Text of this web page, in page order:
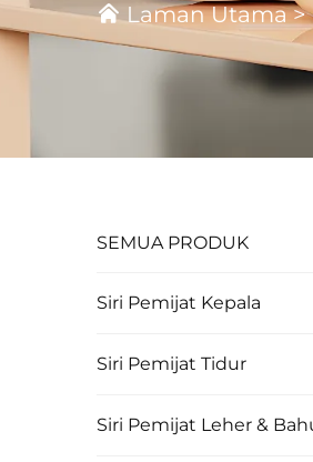
Laman Utama
SEMUA PRODUK
Siri Pemijat Kepala
Siri Pemijat Tidur
Siri Pemijat Leher &